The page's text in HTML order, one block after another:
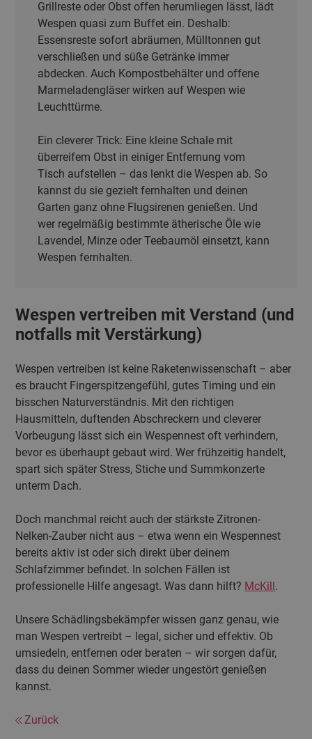
Grillreste oder Obst offen herumliegen lässt, lädt
Wespen quasi zum Buffet ein. Deshalb:
Essensreste sofort abräumen, Mülltonnen gut
verschließen und süße Getränke immer
abdecken. Auch Kompostbehälter und offene
Marmeladengläser wirken auf Wespen wie
Leuchttürme.
Ein cleverer Trick: Eine kleine Schale mit
überreifem Obst in einiger Entfernung vom
Tisch aufstellen – das lenkt die Wespen ab. So
kannst du sie gezielt fernhalten und deinen
Garten ganz ohne Flugsirenen genießen. Und
wer regelmäßig bestimmte ätherische Öle wie
Lavendel, Minze oder Teebaumöl einsetzt, kann
Wespen fernhalten.
Wespen vertreiben mit Verstand (und
notfalls mit Verstärkung)
Wespen vertreiben ist keine Raketenwissenschaft – aber
es braucht Fingerspitzengefühl, gutes Timing und ein
bisschen Naturverständnis. Mit den richtigen
Hausmitteln, duftenden Abschreckern und cleverer
Vorbeugung lässt sich ein Wespennest oft verhindern,
bevor es überhaupt gebaut wird. Wer frühzeitig handelt,
spart sich später Stress, Stiche und Summkonzerte
unterm Dach.
Doch manchmal reicht auch der stärkste Zitronen-
Nelken-Zauber nicht aus – etwa wenn ein Wespennest
bereits aktiv ist oder sich direkt über deinem
Schlafzimmer befindet. In solchen Fällen ist
professionelle Hilfe angesagt. Was dann hilft? McKill.
Unsere Schädlingsbekämpfer wissen ganz genau, wie
man Wespen vertreibt – legal, sicher und effektiv. Ob
umsiedeln, entfernen oder beraten – wir sorgen dafür,
dass du deinen Sommer wieder ungestört genießen
kannst.
Zurück